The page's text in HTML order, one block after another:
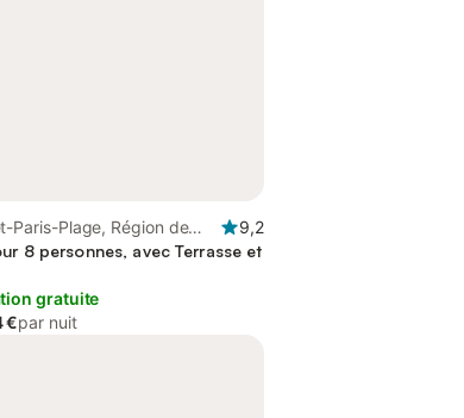
Paris-Plage, Région de
9,2
8 personnes, avec Terrasse et
gratuite
€par nuit